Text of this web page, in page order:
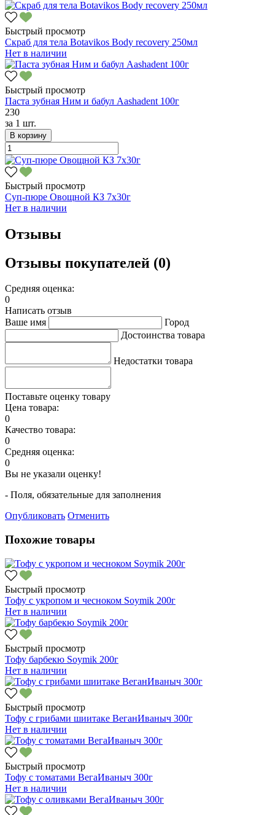
Быстрый просмотр
Скраб для тела Botavikos Body recovery 250мл
Нет в наличии
Быстрый просмотр
Паста зубная Ним и бабул Aashadent 100г
230
за 1 шт.
В корзину
Быстрый просмотр
Суп-пюре Овощной КЗ 7х30г
Нет в наличии
Отзывы
Отзывы покупателей (0)
Средняя оценка:
0
Написать отзыв
Ваше имя
Город
Достоинства товара
Недостатки товара
Поставьте оценку товару
Цена товара:
0
Качество товара:
0
Средняя оценка:
0
Вы не указали оценку!
- Поля, обязательные для заполнения
Опубликовать Отменить
Похожие товары
Быстрый просмотр
Тофу с укропом и чесноком Soymik 200г
Нет в наличии
Быстрый просмотр
Тофу барбекю Soymik 200г
Нет в наличии
Быстрый просмотр
Тофу с грибами шиитаке ВеганИваныч 300г
Нет в наличии
Быстрый просмотр
Тофу с томатами ВегаИваныч 300г
Нет в наличии